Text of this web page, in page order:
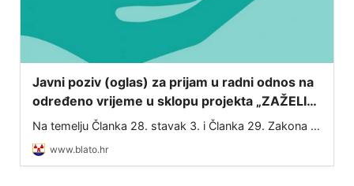
Javni poziv (oglas) za prijam u radni odnos na
određeno vrijeme u sklopu projekta „ZAŽELI–
nisi sam“
Na temelju Članka 28. stavak 3. i Članka 29. Zakona o
službenicima i namještenicima u lokalnoj i područnoj
(regionalnoj) samoupravi (NN 86/08, 61/11, 04/18,
www.blato.hr